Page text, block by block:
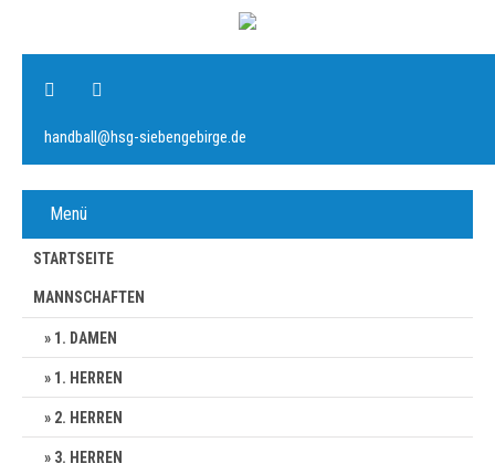
handball@hsg-siebengebirge.de
Menü
STARTSEITE
MANNSCHAFTEN
1. DAMEN
1. HERREN
2. HERREN
3. HERREN